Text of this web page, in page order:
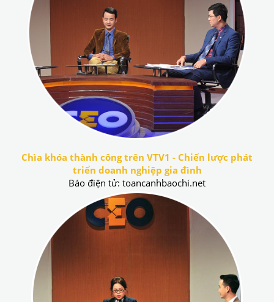
Chìa khóa thành công trên VTV1 - Chiến lược phát
triển doanh nghiệp gia đình
Báo điện tử: toancanhbaochi.net